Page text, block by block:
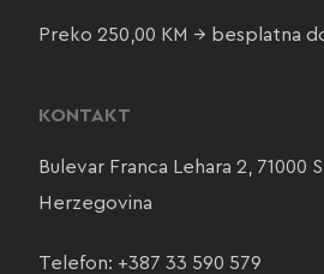
Preko 250,00 KM → besplatna
KONTAKT
Bulevar Franca Lehara 2, 71000
Herzegovina
Telefon: +387 33 590 579